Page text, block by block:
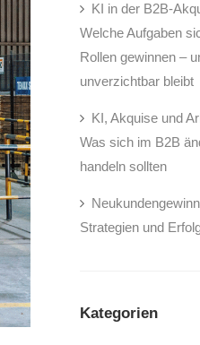
KI in der B2B-
Welche Aufgaben
Rollen gewinnen –
unverzichtbar bleibt
KI, Akquise und
Was sich im B2B
handeln sollten
Strategien und
Kategorien